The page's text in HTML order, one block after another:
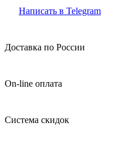
Написать в Telegram
Доставка по России
On-line оплата
Система скидок